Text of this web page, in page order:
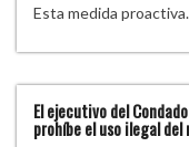
Esta medida
El ejecutivo del
prohíbe el uso ilegal